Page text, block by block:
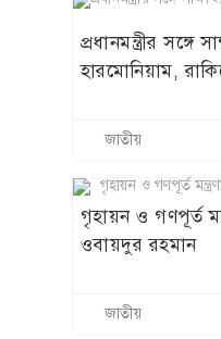
প্রধানমন্ত্রীর সঙ্গে
হারমোনিয়াম,
জাতীয়
গৃহায়ন ও গণপূর্ত
ওবায়দুর রহমান
জাতীয়